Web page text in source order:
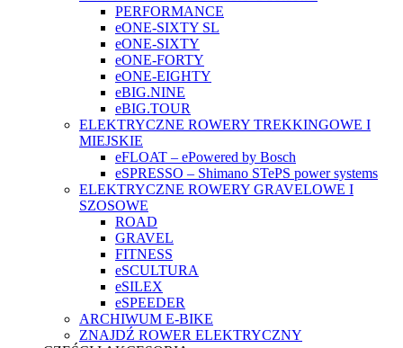
PERFORMANCE
eONE-SIXTY SL
eONE-SIXTY
eONE-FORTY
eONE-EIGHTY
eBIG.NINE
eBIG.TOUR
ELEKTRYCZNE ROWERY TREKKINGOWE I
MIEJSKIE
eFLOAT – ePowered by Bosch
eSPRESSO – Shimano STePS power systems
ELEKTRYCZNE ROWERY GRAVELOWE I
SZOSOWE
ROAD
GRAVEL
FITNESS
eSCULTURA
eSILEX
eSPEEDER
ARCHIWUM E-BIKE
ZNAJDŹ ROWER ELEKTRYCZNY